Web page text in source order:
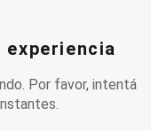
experiencia
Por favor, intentá